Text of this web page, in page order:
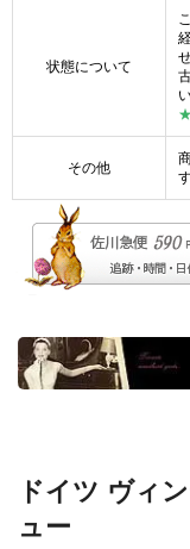
状態について
★
その他
ドイツ ヴィ
ュー